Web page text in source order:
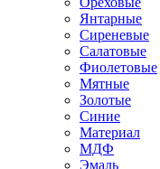
Янтарные
Сиреневые
Салатовые
Фиолетовые
Мятные
Золотые
Синие
Материал
МДФ
Эмаль